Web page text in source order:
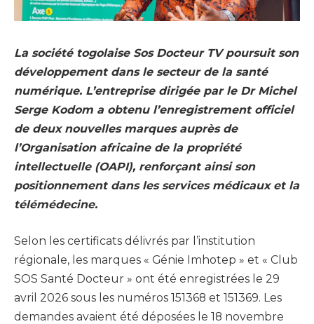
La société togolaise Sos Docteur TV poursuit son
développement dans le secteur de la santé
numérique. L’entreprise dirigée par le Dr Michel
Serge Kodom a obtenu l’enregistrement officiel
de deux nouvelles marques auprès de
l’Organisation africaine de la propriété
intellectuelle (OAPI), renforçant ainsi son
positionnement dans les services médicaux et la
télémédecine.
Selon les certificats délivrés par l’institution
régionale, les marques « Génie Imhotep » et « Club
SOS Santé Docteur » ont été enregistrées le 29
avril 2026 sous les numéros 151368 et 151369. Les
demandes avaient été déposées le 18 novembre